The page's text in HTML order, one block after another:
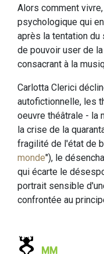
Alors comment
psychologique qui
après la tentation
de pouvoir user de
consacrant à la
Carlotta Clerici
autofictionnelle, les
oeuvre théâtrale - la
la crise de la
fragilité de l'état de
monde"), le
qui écarte le
portrait sensible
confrontée au
MM